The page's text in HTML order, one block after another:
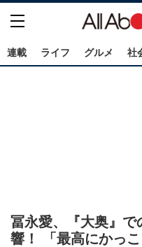
連載 ライフ グルメ 社
冨永愛、『大奥』で
響！ 「最高にかっ